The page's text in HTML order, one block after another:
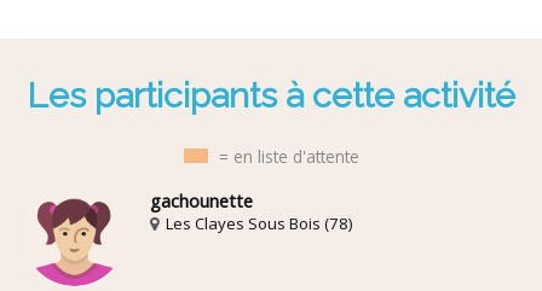
Les participants à cette activité
= en liste d'attente
gachounette
Les Clayes Sous Bois (78)